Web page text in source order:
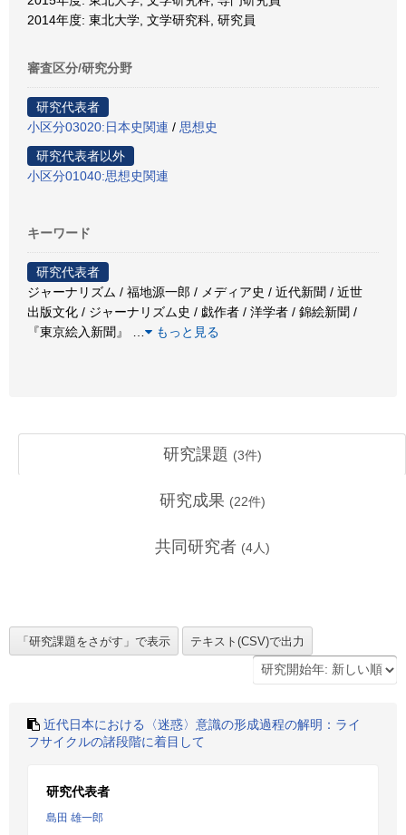
2014年度: 東北大学, 文学研究科, 研究員
審査区分/研究分野
研究代表者
小区分03020:日本史関連 / 思想史
研究代表者以外
小区分01040:思想史関連
キーワード
研究代表者
ジャーナリズム / 福地源一郎 / メディア史 / 近代新聞 / 近世
出版文化 / ジャーナリズム史 / 戯作者 / 洋学者 / 錦絵新聞 /
『東京絵入新聞』
もっと見る
研究課題 (3件)
研究成果 (22件)
共同研究者 (4人)
近代日本における〈迷惑〉意識の形成過程の解明：ライ
フサイクルの諸段階に着目して
研究代表者
島田 雄一郎